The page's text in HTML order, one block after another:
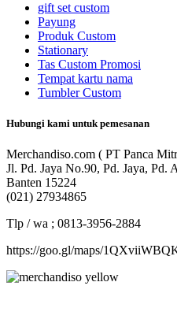
gift set custom
Payung
Produk Custom
Stationary
Tas Custom Promosi
Tempat kartu nama
Tumbler Custom
Hubungi kami untuk pemesanan
Merchandiso.com ( PT Panca
Jl. Pd. Jaya No.90, Pd. Jaya, Pd.
Banten 15224
(021) 27934865
Tlp / wa ; 0813-3956-2884
https://goo.gl/maps/